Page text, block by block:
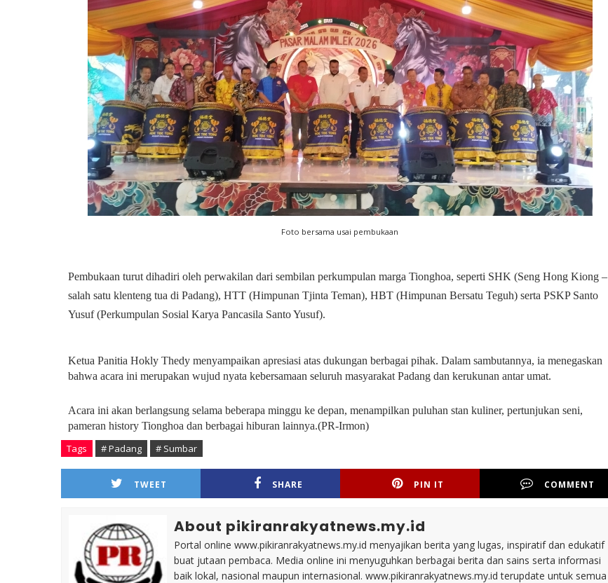
Foto bersama usai pembukaan
Pembukaan turut dihadiri oleh perwakilan dari sembilan perkumpulan marga Tionghoa, seperti SHK (Seng Hong Kiong –
salah satu klenteng tua di Padang), HTT (Himpunan Tjinta Teman), HBT (Himpunan Bersatu Teguh) serta PSKP Santo
Yusuf (Perkumpulan Sosial Karya Pancasila Santo Yusuf).
Ketua Panitia Hokly Thedy menyampaikan apresiasi atas dukungan berbagai pihak. Dalam sambutannya, ia menegaskan
bahwa acara ini merupakan wujud nyata kebersamaan seluruh masyarakat Padang dan kerukunan antar umat.
Acara ini akan berlangsung selama beberapa minggu ke depan, menampilkan puluhan stan kuliner, pertunjukan seni,
pameran history Tionghoa dan berbagai hiburan lainnya.(PR-Irmon)
Tags # Padang # Sumbar
TWEET SHARE PIN IT COMMENT
About pikiranrakyatnews.my.id
Portal online www.pikiranrakyatnews.my.id menyajikan berita yang lugas, inspiratif dan edukatif
buat jutaan pembaca. Media online ini menyuguhkan berbagai berita dan sains serta informasi
baik lokal, nasional maupun internasional. www.pikiranrakyatnews.my.id terupdate untuk semua